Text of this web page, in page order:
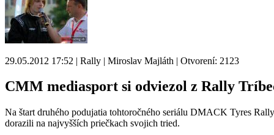
29.05.2012 17:52 | Rally | Miroslav Majláth | Otvorení: 2123
CMM mediasport si odviezol z Rally
Na štart druhého podujatia tohtoročného seriálu DMACK Tyres
dorazili na najvyšších priečkach svojich tried.